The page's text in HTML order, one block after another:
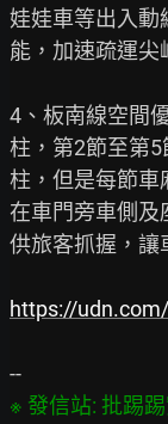
娃娃車等出入動
能，加速疏運尖
4、板南線空間
柱，第2節至第
柱，但是每節車
在車門旁車側及
供旅客抓握，讓
https://
※ 發信站: 批踢